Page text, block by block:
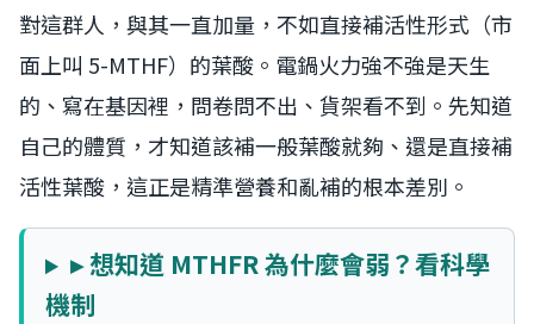
對這群人，與其一直加量，不如直接補活性形式（市
面上叫 5-MTHF）的葉酸。電鍋火力強不強是天生
的、寫在基因裡，問卷問不出、貨架看不到。先知道
自己的體質，才知道該補一般葉酸就夠、還是直接補
活性葉酸，這正是精準營養和亂補的根本差別。
▸ 想知道 MTHFR 為什麼會弱？看科學
機制